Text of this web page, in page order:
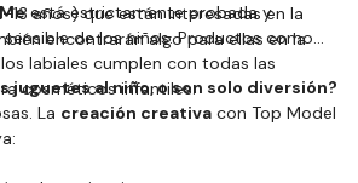
años) que están interesadas en la
encontrarán algo para ellas en la
está estrictamente probada y
de los niños. Productos como
labiales cumplen con todas las
cosméticos infantiles.
juguetes al niño, o son solo diversión?
La creación creativa con Top Model